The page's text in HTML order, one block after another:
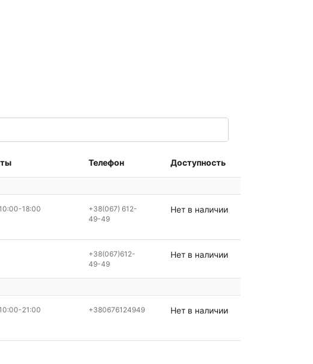
Телефон Доступность
18:00
+38(067) 612-
49-49
Нет в наличии
+38(067)612-
49-49
Нет в наличии
21:00 +380676124949 Нет в наличии